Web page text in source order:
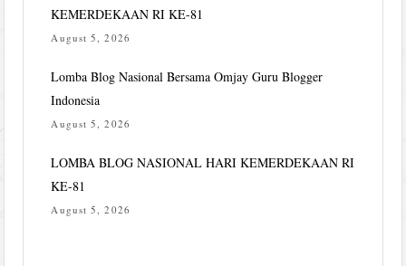
KEMERDEKAAN RI KE-81
August 5, 2026
Lomba Blog Nasional Bersama Omjay Guru Blogger
Indonesia
August 5, 2026
LOMBA BLOG NASIONAL HARI KEMERDEKAAN RI
KE-81
August 5, 2026